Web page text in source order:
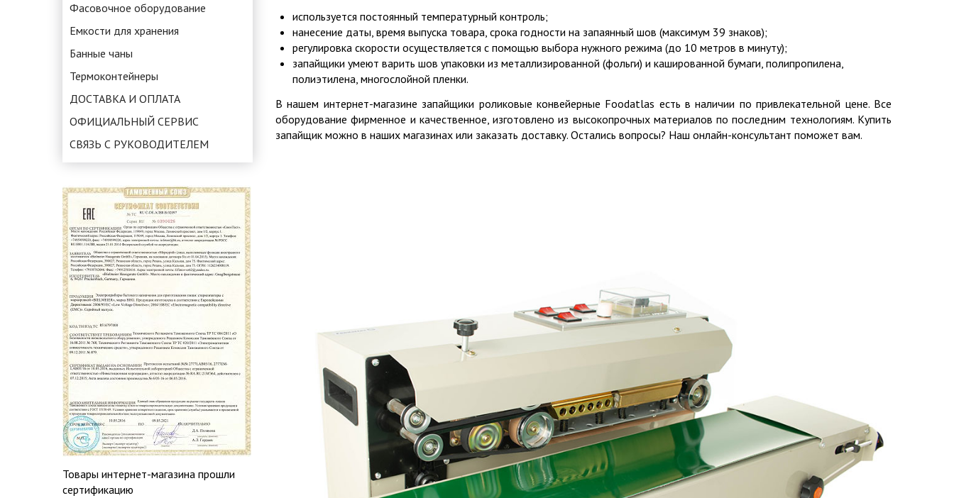
Фасовочное оборудование
Емкости для хранения
Банные чаны
Термоконтейнеры
ДОСТАВКА И ОПЛАТА
ОФИЦИАЛЬНЫЙ СЕРВИС
СВЯЗЬ С РУКОВОДИТЕЛЕМ
Товары интернет-магазина прошли
сертификацию
используется постоянный температурный контроль;
нанесение даты, время выпуска товара, срока годности на запаянный шов (максимум 39 знаков);
регулировка скорости осуществляется с помощью выбора нужного режима (до 10 метров в минуту);
запайщики умеют варить шов упаковки из металлизированной (фольги) и кашированной бумаги, полипропилена,
полиэтилена, многослойной пленки.
В нашем интернет-магазине запайщики роликовые конвейерные Foodatlas есть в наличии по привлекательной цене. Все
оборудование фирменное и качественное, изготовлено из высокопрочных материалов по последним технологиям. Купить
запайщик можно в наших магазинах или заказать доставку. Остались вопросы? Наш онлайн-консультант поможет вам.